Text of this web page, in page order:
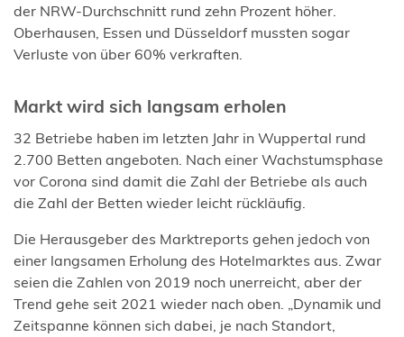
der NRW-Durchschnitt rund zehn Prozent höher.
Oberhausen, Essen und Düsseldorf mussten sogar
Verluste von über 60% verkraften.
Markt wird sich langsam erholen
32 Betriebe haben im letzten Jahr in Wuppertal rund
2.700 Betten angeboten. Nach einer Wachstumsphase
vor Corona sind damit die Zahl der Betriebe als auch
die Zahl der Betten wieder leicht rückläufig.
Die Herausgeber des Marktreports gehen jedoch von
einer langsamen Erholung des Hotelmarktes aus. Zwar
seien die Zahlen von 2019 noch unerreicht, aber der
Trend gehe seit 2021 wieder nach oben. „Dynamik und
Zeitspanne können sich dabei, je nach Standort,